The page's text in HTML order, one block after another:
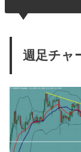
週足チャ